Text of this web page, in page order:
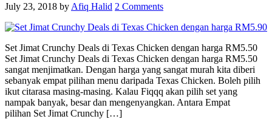
July 23, 2018 by Afiq Halid 2 Comments
Set Jimat Crunchy Deals di Texas Chicken dengan harga RM5.50
Set Jimat Crunchy Deals di Texas Chicken dengan harga RM5.50
sangat menjimatkan. Dengan harga yang sangat murah kita diberi
sebanyak empat pilihan menu daripada Texas Chicken. Boleh pilih
ikut citarasa masing-masing. Kalau Fiqqq akan pilih set yang
nampak banyak, besar dan mengenyangkan. Antara Empat
pilihan Set Jimat Crunchy […]